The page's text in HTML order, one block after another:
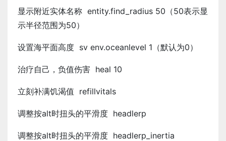
显示附近实体名称 entity.find_radius 50（50表示显
示半径范围为50）
设置海平面高度 sv env.oceanlevel 1（默认为0）
治疗自己，负值伤害 heal 10
立刻补满饥渴值 refillvitals
调整按alt时扭头的平滑度 headlerp
调整按alt时扭头的平滑度 headlerp_inertia